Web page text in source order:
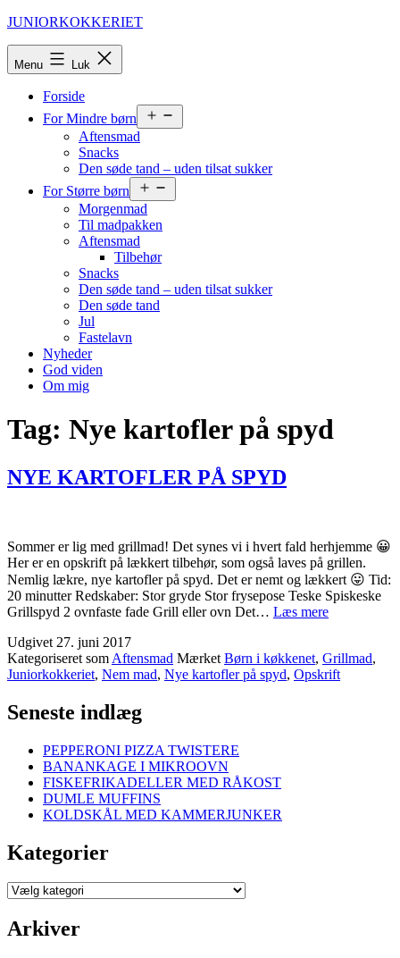
Fortsæt
JUNIORKOKKERIET
Menu Luk
Forside
For Mindre børn
menu
Aftensmad
Snacks
Den søde tand – uden tilsat sukker
For Større børn
menu
Morgenmad
Til madpakken
Aftensmad
Tilbehør
Snacks
Den søde tand – uden tilsat sukker
Den søde tand
Jul
Fastelavn
Nyheder
God viden
Om mig
Tag: Nye kartofler på spyd
NYE KARTOFLER PÅ SPYD
Sommer er lig med grillmad! Det synes vi i hvert fald herhjemme 😀
Her er en opskrift på lækkert tilbehør, som også laves på grillen.
Nemlig lækre, nye kartofler på spyd. Det er nemt og lækkert 😛 Tid:
20 minutter Redskaber: Stor gryde Stor frysepose Teske Spiskeske
Grillspyd 2 ovnfaste fade Grill eller ovn Det… Læs mereNYE
SPYD
Udgivet 27. juni 2017
Kategoriseret som Aftensmad Mærket Børn i køkkenet, Grillmad,
Juniorkokkeriet, Nem mad, Nye kartofler på spyd, Opskrift
Seneste indlæg
PEPPERONI PIZZA TWISTERE
BANANKAGE I MIKROOVN
FISKEFRIKADELLER MED RÅKOST
DUMLE MUFFINS
KOLDSKÅL MED KAMMERJUNKER
Kategorier
Kategorier
Arkiver